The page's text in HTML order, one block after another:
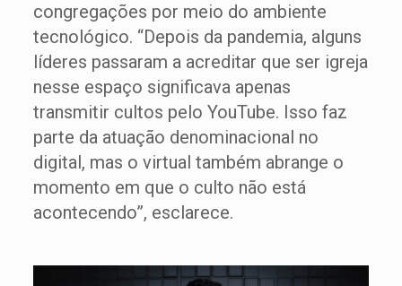
congregações por meio do ambiente
tecnológico. “Depois da pandemia, alguns
líderes passaram a acreditar que ser igreja
nesse espaço significava apenas
transmitir cultos pelo YouTube. Isso faz
parte da atuação denominacional no
digital, mas o virtual também abrange o
momento em que o culto não está
acontecendo”, esclarece.